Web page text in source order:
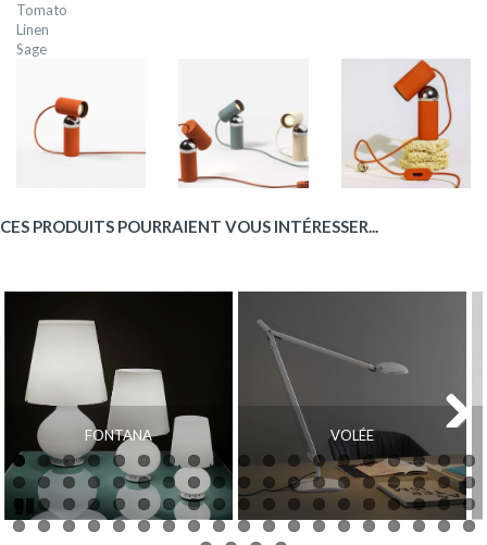
Tomato
Linen
Sage
CES PRODUITS POURRAIENT VOUS INTÉRESSER...
FONTANA VOLÉE
Next
Pause